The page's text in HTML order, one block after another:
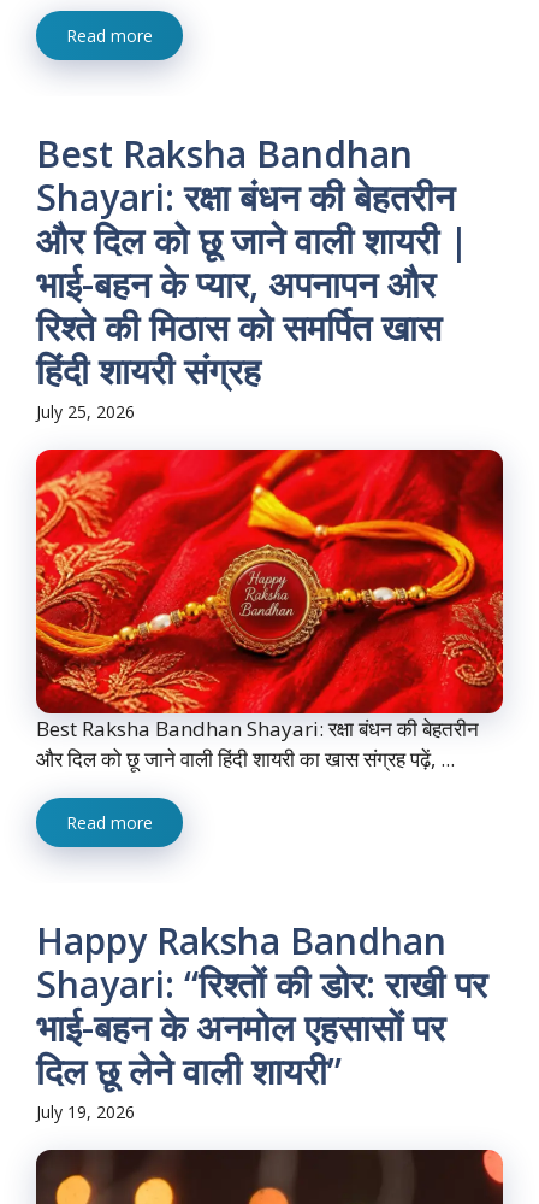
Read more
Best Raksha Bandhan
Shayari: रक्षा बंधन की बेहतरीन
और दिल को छू जाने वाली शायरी |
भाई-बहन के प्यार, अपनापन और
रिश्ते की मिठास को समर्पित खास
हिंदी शायरी संग्रह
July 25, 2026
Best Raksha Bandhan Shayari: रक्षा बंधन की बेहतरीन
और दिल को छू जाने वाली हिंदी शायरी का खास संग्रह पढ़ें, ...
Read more
Happy Raksha Bandhan
Shayari: “रिश्तों की डोर: राखी पर
भाई-बहन के अनमोल एहसासों पर
दिल छू लेने वाली शायरी”
July 19, 2026